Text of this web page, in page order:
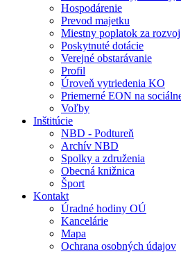
Hospodárenie
Prevod majetku
Miestny poplatok za rozvoj
Poskytnuté dotácie
Verejné obstarávanie
Profil
Úroveň vytriedenia KO
Priemerné EON na
Voľby
Inštitúcie
NBD - Podtureň
Archív NBD
Spolky a združenia
Obecná knižnica
Šport
Kontakt
Úradné hodiny OÚ
Kancelárie
Mapa
Ochrana osobných údajov